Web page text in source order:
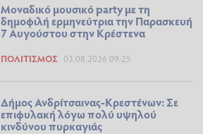
Μοναδικό μουσικό party με τη
δημοφιλή ερμηνεύτρια την Παρασκευή
7 Αυγούστου στην Κρέστενα
ΠΟΛΙΤΙΣΜΌΣ 03.08.2026 09:25
Δήμος Ανδρίτσαινας-Κρεστένων: Σε
επιφυλακή λόγω πολύ υψηλού
κινδύνου πυρκαγιάς